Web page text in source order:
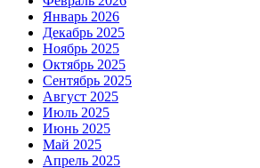
Январь 2026
Декабрь 2025
Ноябрь 2025
Октябрь 2025
Сентябрь 2025
Август 2025
Июль 2025
Июнь 2025
Май 2025
Апрель 2025